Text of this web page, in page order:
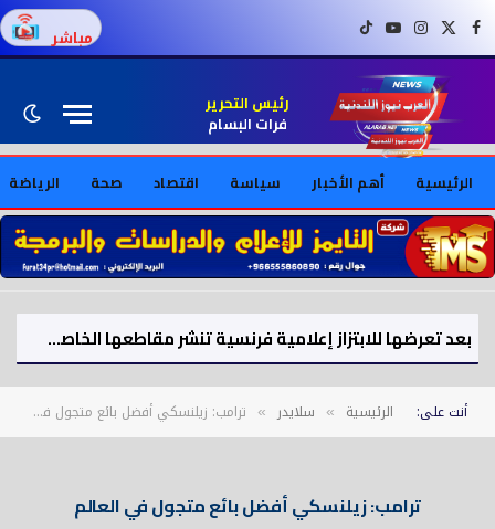
فيسبوكX (Twitter)
إنستغراميوتيوبتيك توك مباشر
رئيس التحرير
فرات البسام
الرئيسية أهم الأخبار سياسة اقتصاد صحة الرياضة
بعد تعرضها للابتزاز إعلامية فرنسية تنشر مقاطعها الخاصة بنفسها
أنت على: الرئيسية » سلايدر » ترامب: زيلنسكي أفضل بائع متجول في العالم
ترامب: زيلنسكي أفضل بائع متجول في العالم